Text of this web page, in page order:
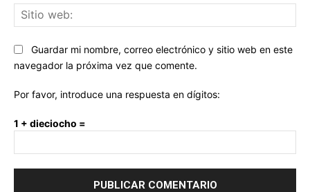
Guardar mi nombre, correo electrónico y sitio web en este
navegador la próxima vez que comente.
Por favor, introduce una respuesta en dígitos:
1 + dieciocho =